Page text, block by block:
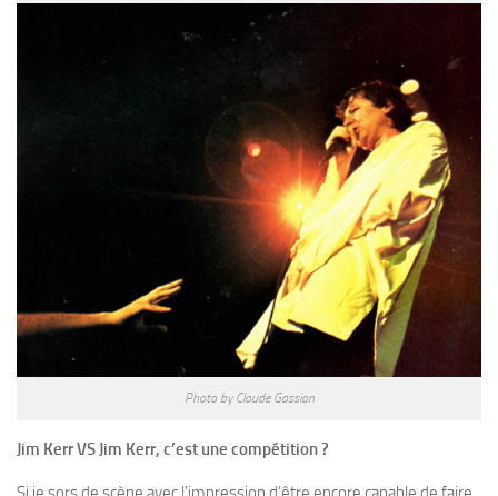
Photo by Claude Gassian
Jim Kerr VS Jim Kerr, c’est une compétition ?